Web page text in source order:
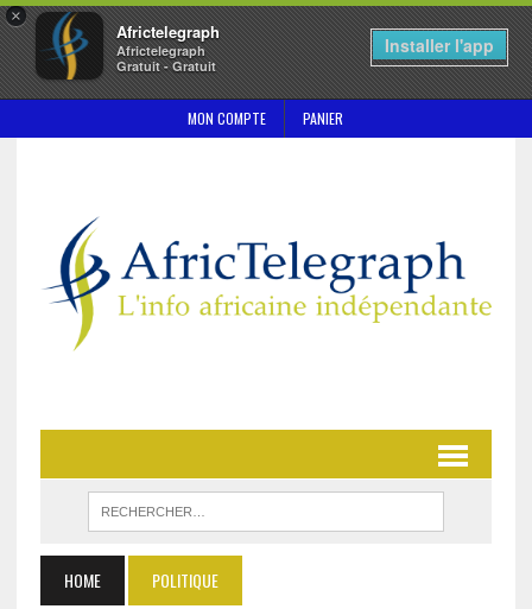
×
Africtelegraph
Africtelegraph
Gratuit - Gratuit
Installer l'app
MON COMPTE PANIER
HOME POLITIQUE